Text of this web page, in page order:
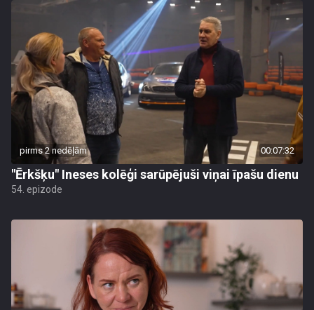
pirms 2 nedēļām 00:07:32
"Ērkšķu" Ineses kolēģi sarūpējuši viņai īpašu dienu
54. epizode